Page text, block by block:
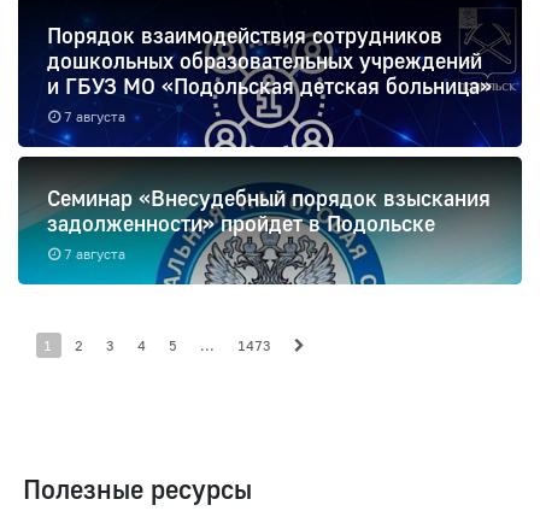
7 августа
Порядок взаимодействия сотрудников
дошкольных образовательных учреждений
и ГБУЗ МО «Подольская детская больница»
7 августа
Семинар «Внесудебный порядок взыскания
задолженности» пройдет в Подольске
1 2 3 4 5 ... 1473
Полезные ресурсы